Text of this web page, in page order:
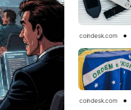
coindesk.com
coindesk.com